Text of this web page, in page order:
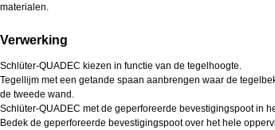
materialen.
Verwerking
Schlüter-QUADEC kiezen in functie van de tegelhoogte.
Tegellijm met een getande spaan aanbrengen waar de
de tweede wand.
Schlüter-QUADEC met de geperforeerde bevestigingspoot in
Bedek de geperforeerde bevestigingspoot over het hele